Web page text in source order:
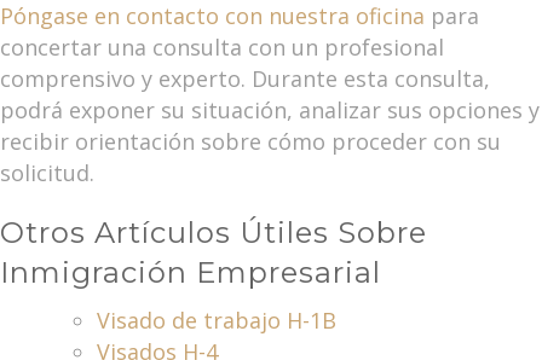
Póngase en contacto con nuestra oficina para
concertar una consulta con un profesional
comprensivo y experto. Durante esta consulta,
podrá exponer su situación, analizar sus opciones y
recibir orientación sobre cómo proceder con su
solicitud.
Otros Artículos Útiles Sobre
Inmigración Empresarial
Visado de trabajo H-1B
Visados H-4